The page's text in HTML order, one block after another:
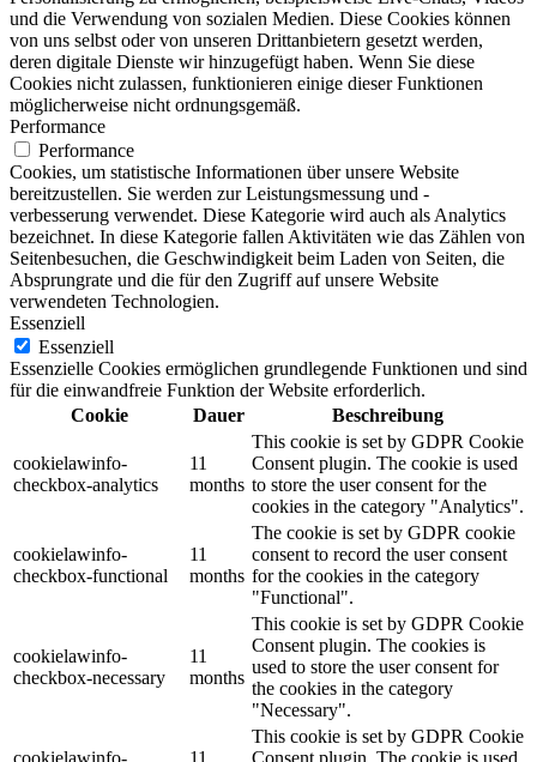
und die Verwendung von sozialen Medien. Diese Cookies können
von uns selbst oder von unseren Drittanbietern gesetzt werden,
deren digitale Dienste wir hinzugefügt haben. Wenn Sie diese
Cookies nicht zulassen, funktionieren einige dieser Funktionen
möglicherweise nicht ordnungsgemäß.
Performance
Performance
Cookies, um statistische Informationen über unsere Website
bereitzustellen. Sie werden zur Leistungsmessung und -
verbesserung verwendet. Diese Kategorie wird auch als Analytics
bezeichnet. In diese Kategorie fallen Aktivitäten wie das Zählen von
Seitenbesuchen, die Geschwindigkeit beim Laden von Seiten, die
Absprungrate und die für den Zugriff auf unsere Website
verwendeten Technologien.
Essenziell
Essenziell
Essenzielle Cookies ermöglichen grundlegende Funktionen und sind
für die einwandfreie Funktion der Website erforderlich.
Cookie
Dauer Beschreibung
cookielawinfo-
checkbox-analytics
11
months
This cookie is set by GDPR Cookie
Consent plugin. The cookie is used
to store the user consent for the
cookies in the category "Analytics".
cookielawinfo-
checkbox-functional
11
months
The cookie is set by GDPR cookie
consent to record the user consent
for the cookies in the category
"Functional".
cookielawinfo-
checkbox-necessary
11
months
This cookie is set by GDPR Cookie
Consent plugin. The cookies is
used to store the user consent for
the cookies in the category
"Necessary".
cookielawinfo- 11
This cookie is set by GDPR Cookie
Consent plugin. The cookie is used